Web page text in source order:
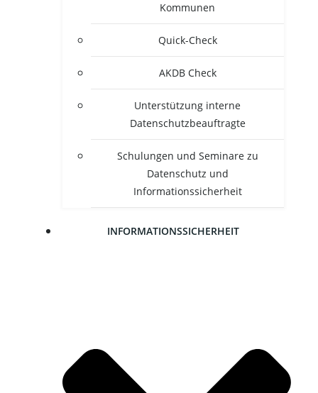
Kommunen
Quick-Check
AKDB Check
Unter­stüt­zung inter­ne
Datenschutzbeauftragte
Schu­lun­gen und Semi­na­re zu
Daten­schutz und
Informationssicherheit
INFOR­MA­TI­ONS­SI­CHER­HEIT